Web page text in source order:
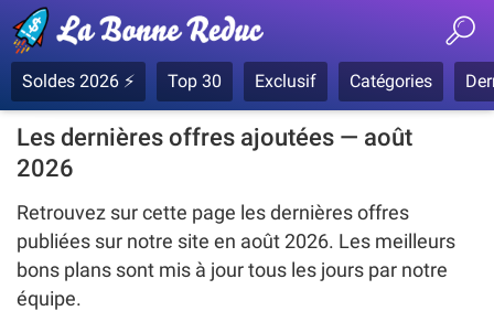
Soldes 2026 ⚡ Top 30 Exclusif Catégories
Les dernières offres ajoutées — août
2026
Retrouvez sur cette page les dernières offres
publiées sur notre site en août 2026. Les meilleurs
bons plans sont mis à jour tous les jours par notre
équipe.